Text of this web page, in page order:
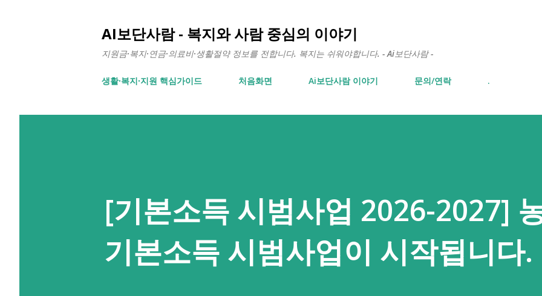
AI보단사람 - 복지와 사람 중심의 이야기
지원금·복지·연금·의료비·생활절약 정보를 전합니다. 복지는 쉬워야합니다. - Ai보단사람 -
생활∙복지∙지원 핵심가이드 처음화면 Ai보단사람 이야기 문의/연락 .
[기본소득 시범사업 2026-2027]
기본소득 시범사업이 시작됩니다.